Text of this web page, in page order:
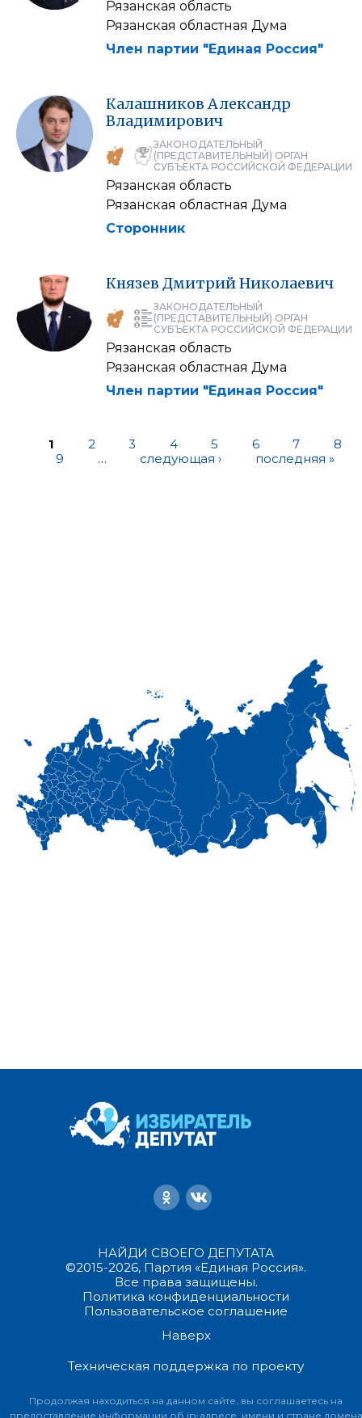
Рязанская область
Рязанская областная Дума
Член партии "Единая Россия"
Калашников Александр
Владимирович
ЗАКОНОДАТЕЛЬНЫЙ
(ПРЕДСТАВИТЕЛЬНЫЙ) ОРГАН
СУБЪЕКТА РОССИЙСКОЙ ФЕДЕРАЦИИ
Рязанская область
Рязанская областная Дума
Сторонник
Князев ДмитрийНиколаевич
ЗАКОНОДАТЕЛЬНЫЙ
(ПРЕДСТАВИТЕЛЬНЫЙ) ОРГАН
СУБЪЕКТА РОССИЙСКОЙ ФЕДЕРАЦИИ
Рязанская область
Рязанская областная Дума
Член партии "Единая Россия"
1 2 3 4 5 6 7
8
9
… следующая › последняя »
НАЙДИ СВОЕГО ДЕПУТАТА
©2015-2026, Партия «Единая Россия».
Все права защищены.
Политика конфиденциальности
Пользовательское соглашение
Наверх
Техническая поддержка по проекту
Продолжая находиться на данном сайте, вы соглашаетесь на
предоставление информации об ip-адресе, имени и стране домена